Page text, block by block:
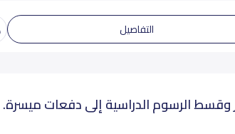
التفاصيل
وقسط الرسوم الدراسية إلى دفعات ميسرة.